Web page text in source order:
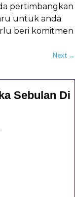
pertimbangkan
untuk anda
beri komitmen
Next →
Sebulan Di